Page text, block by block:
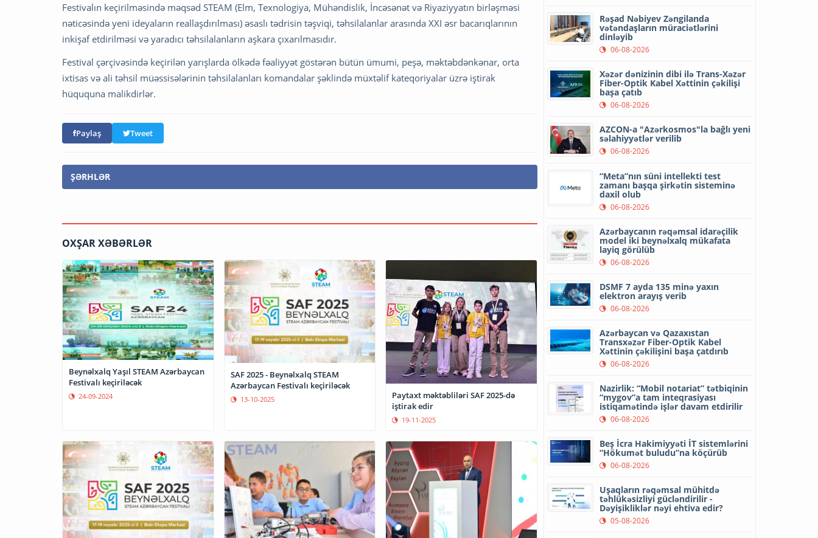
Festivalın keçirilməsində məqsəd STEAM (Elm, Texnologiya, Mühəndislik, İncəsənət və Riyaziyyatın birləşməsi
nəticəsində yeni ideyaların reallaşdırılması) əsaslı tədrisin təşviqi, təhsilalanlar arasında XXI əsr bacarıqlarının
inkişaf etdirilməsi və yaradıcı təhsilalanların aşkara çıxarılmasıdır.
Festival çərçivəsində keçirilən yarışlarda ölkədə fəaliyyət göstərən bütün ümumi, peşə, məktəbdənkənar, orta
ixtisas və ali təhsil müəssisələrinin təhsilalanları komandalar şəklində müxtəlif kateqoriyalar üzrə iştirak
hüququna malikdirlər.
Paylaş Tweet
ŞƏRHLƏR
OXŞAR XƏBƏRLƏR
Beynəlxalq Yaşıl STEAM Azərbaycan
Festivalı keçiriləcək
24-09-2024
SAF 2025 - Beynəlxalq STEAM
Azərbaycan Festivalı keçiriləcək
13-10-2025
Paytaxt məktəbliləri SAF 2025-də
iştirak edir
19-11-2025
Rəşad Nəbiyev Zəngilanda
vətəndaşların müraciətlərini
dinləyib
06-08-2026
Xəzər dənizinin dibi ilə Trans-Xəzər
Fiber-Optik Kabel Xəttinin çəkilişi
başa çatıb
06-08-2026
AZCON-a "Azərkosmos"la bağlı yeni
səlahiyyətlər verilib
06-08-2026
“Meta”nın süni intellekti test
zamanı başqa şirkətin sisteminə
daxil olub
06-08-2026
Azərbaycanın rəqəmsal idarəçilik
model iki beynəlxalq mükafata
layiq görülüb
06-08-2026
DSMF 7 ayda 135 minə yaxın
elektron arayış verib
06-08-2026
Azərbaycan və Qazaxıstan
Transxəzər Fiber-Optik Kabel
Xəttinin çəkilişini başa çatdırıb
06-08-2026
Nazirlik: “Mobil notariat” tətbiqinin
“mygov”a tam inteqrasiyası
istiqamətində işlər davam etdirilir
06-08-2026
Beş İcra Hakimiyyəti İT sistemlərini
“Hökumət buludu”na köçürüb
06-08-2026
Uşaqların rəqəmsal mühitdə
təhlükəsizliyi gücləndirilir -
Dəyişikliklər nəyi ehtiva edir?
05-08-2026